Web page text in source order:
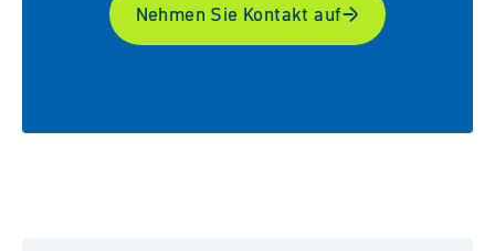
Nehmen Sie Kontakt auf